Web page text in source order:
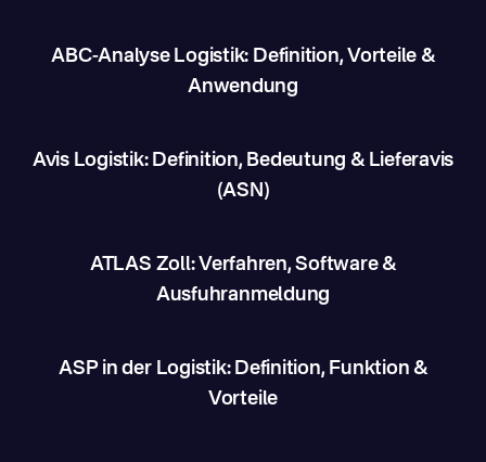
ABC-Analyse Logistik: Definition, Vorteile &
Anwendung
Avis Logistik: Definition, Bedeutung & Lieferavis
(ASN)
ATLAS Zoll: Verfahren, Software &
Ausfuhranmeldung
ASP in der Logistik: Definition, Funktion &
Vorteile